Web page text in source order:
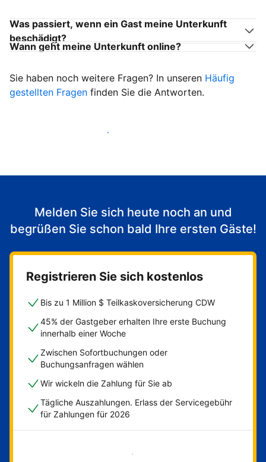
Was passiert, wenn ein Gast meine Unterkunft
beschädigt?
Wann geht meine Unterkunft online?
Sie haben noch weitere Fragen? In unseren Häufig
gestellten Fragen finden Sie die Antworten.
Heißen Sie ab sofort Gäste willkommen
Melden Sie sich heute noch an und
begrüßen Sie schon bald Ihre ersten Gäste!
Registrieren Sie sich kostenlos
Bis zu 1 Million $ Teilkaskoversicherung CDW
45% der Gastgeber erhalten Ihre erste Buchung
innerhalb einer Woche
Zwischen Sofortbuchungen oder
Buchungsanfragen wählen
Wir wickeln die Zahlung für Sie ab
Tägliche Auszahlungen. Erlass der Servicegebühr
für Zahlungen für 2026
Jetzt loslegen